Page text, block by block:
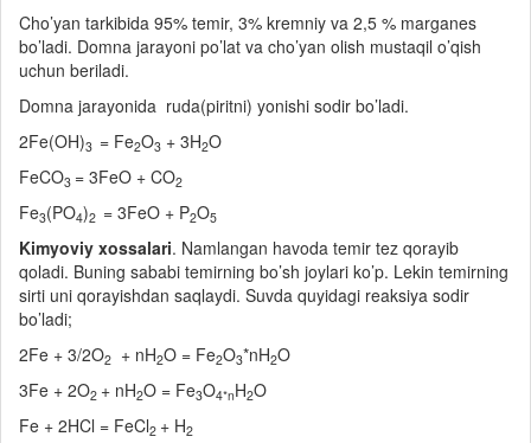
Cho’yan tarkibida 95% temir, 3% kremniy va 2,5 % marganes
bo’ladi. Domna jarayoni po’lat va cho’yan olish mustaqil o’qish
uchun beriladi.
Domna jarayonida ruda(piritni) yonishi sodir bo’ladi.
2Fe(OH)3 = Fe2O3 + 3H2O
FeCO3 = 3FeO + CO2
Fe3(PO4)2 = 3FeO + P2O5
Kimyoviy xossalari. Namlangan havoda temir tez qorayib
qoladi. Buning sababi temirning bo’sh joylari ko’p. Lekin temirning
sirti uni qorayishdan saqlaydi. Suvda quyidagi reaksiya sodir
bo’ladi;
2Fe + 3/2O2 + nH2O = Fe2O3*nH2O
3Fe + 2O2 + nH2O = Fe3O4*nH2O
Fe + 2HCl = FeCl2 + H2